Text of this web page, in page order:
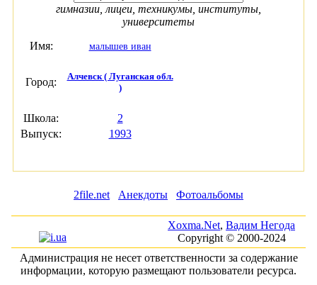
гимназии, лицеи, техникумы, институты,
университеты
Имя:
малышев иван
Город:
Алчевск ( Луганская обл.
)
Школа:
2
Выпуск:
1993
2file.net Анекдоты Фотоальбомы
Xoxma.Net, Вадим Негода
Copyright © 2000-2024
Администрация не несет ответственности за содержание
информации, которую размещают пользователи ресурса.